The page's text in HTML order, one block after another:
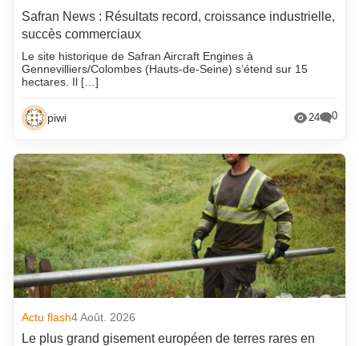
Safran News : Résultats record, croissance industrielle,
succès commerciaux
Le site historique de Safran Aircraft Engines à
Gennevilliers/Colombes (Hauts-de-Seine) s’étend sur 15
hectares. Il […]
piwi 24 0
Actu flash4 Août. 2026
Le plus grand gisement européen de terres rares en